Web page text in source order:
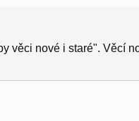
věci nové i staré". Věcí